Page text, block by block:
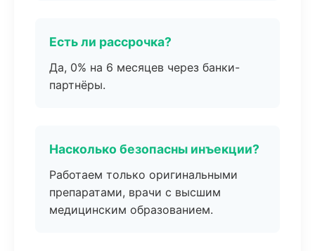
Есть ли рассрочка?
Да, 0% на 6 месяцев через банки-
партнёры.
Насколько безопасны инъекции?
Работаем только оригинальными
препаратами, врачи с высшим
медицинским образованием.